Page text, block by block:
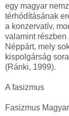
egy magyar
térhódításának
a konzervatív,
valamint
Néppárt, mely
kispolgárság
(Ránki, 1999).
A fasizmus
Fasizmus